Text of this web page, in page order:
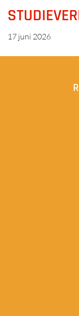
17 juni 2026